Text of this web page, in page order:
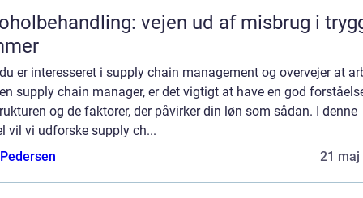
vejen ud af misbrug i
er interesseret i supply chain management og overvejer at
supply chain manager, er det vigtigt at have en god
og de faktorer, der påvirker din løn som sådan. I denne
vil vi udforske supply ch...
21 maj